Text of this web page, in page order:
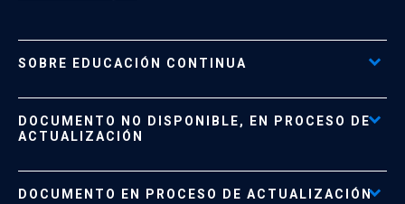
SOBRE EDUCACIÓN CONTINUA
Formas de Pago
Políticas de Retiro, Devolución e Información Importante
DOCUMENTO NO DISPONIBLE, EN PROCESO DE
ACTUALIZACIÓN
Documento No Disponible file_download
DOCUMENTO EN PROCESO DE ACTUALIZACIÓN